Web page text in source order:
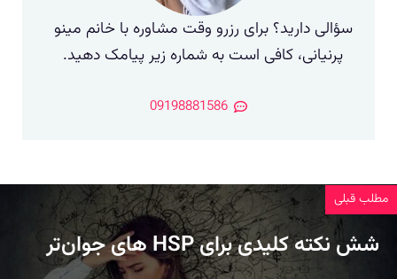
سؤالی دارید؟ برای رزرو وقت مشاوره با خانم مینو
پرنیانی، کافی است به شماره زیر پیامک دهید.
09198881586
مطلب قبلی
شش نکته کلیدی برای ‏HSP‏ های جوان‌تر